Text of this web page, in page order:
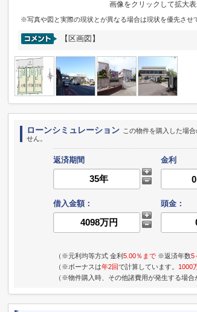
画像をクリックして拡大
※写真や図と実際の現状とが異なる場合は現状を優先させ
【区画図】
ローンシミュレーション この物件を購入した場
せん。
返済期間 金利
借入金額：
頭金：
（※元利均等方式 金利5.00％まで ※返済年数5
（※ボーナスは年2回で計算しています。 1000
（※物件購入時、その他諸費用が発生する場合